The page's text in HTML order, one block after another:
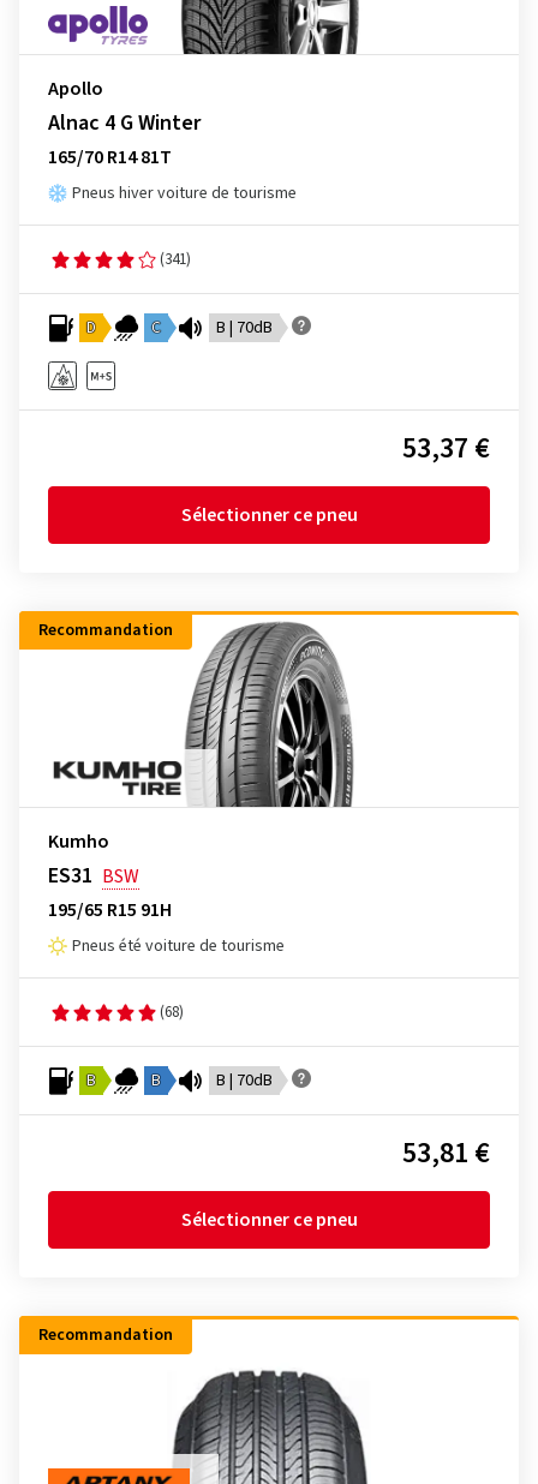
Apollo
Alnac 4 G Winter
165/70 R14 81T
Pneus hiver voiture de tourisme
(341)
D C B | 70dB
53,37 €
Sélectionner ce pneu
Recommandation
Kumho
ES31 BSW
195/65 R15 91H
Pneus été voiture de tourisme
(68)
B B B | 70dB
53,81 €
Sélectionner ce pneu
Recommandation